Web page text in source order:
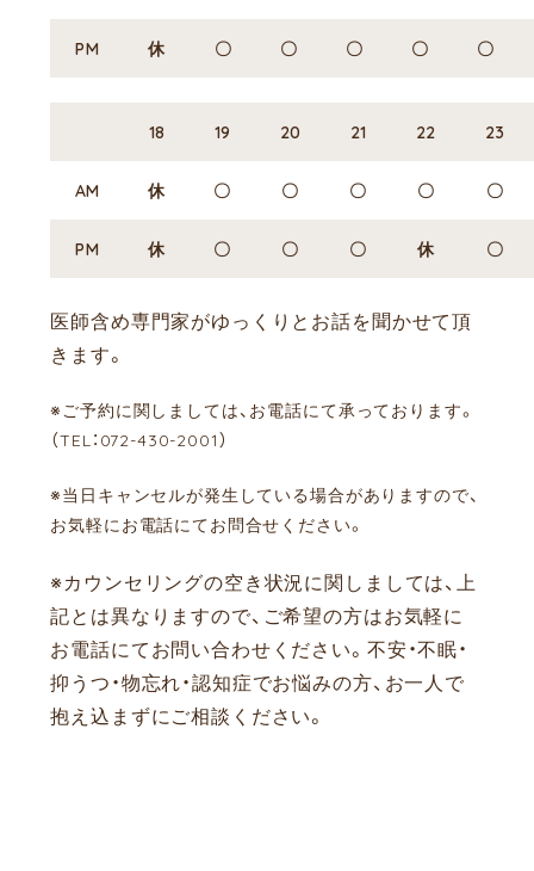
PM 休 〇 〇 〇 〇 〇
18 19 20 21 22 23
AM 休 〇 〇 〇 〇 〇
PM 休 〇 〇 〇 休 〇
医師含め専門家がゆっくりとお話を聞かせて頂
きます。
※ご予約に関しましては、お電話にて承っております。
（TEL：072-430-2001）
※当日キャンセルが発生している場合がありますので、
お気軽にお電話にてお問合せください。
※カウンセリングの空き状況に関しましては、上
記とは異なりますので、ご希望の方はお気軽に
お電話にてお問い合わせください。 不安・不眠・
抑うつ・物忘れ・認知症でお悩みの方、お一人で
抱え込まずにご相談ください。